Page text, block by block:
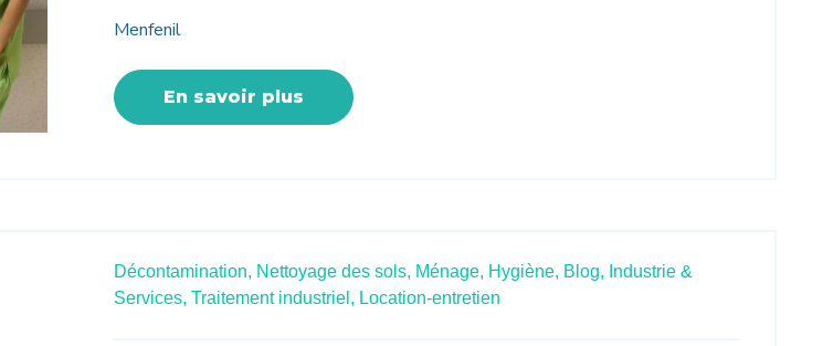
Menfenil
En savoir plus
Décontamination, Nettoyage des sols, Ménage, Hygiène, Blog, Industrie &
Services, Traitement industriel, Location-entretien